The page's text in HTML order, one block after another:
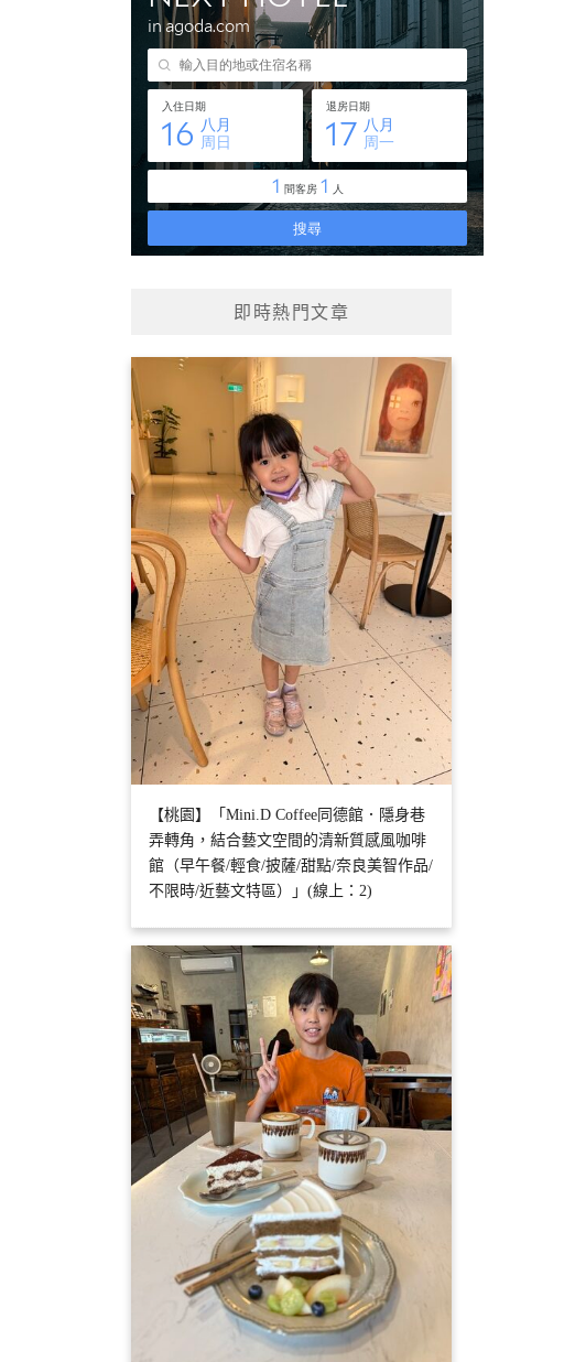
即時熱門文章
【桃園】「Mini.D Coffee同德館．隱身巷
弄轉角，結合藝文空間的清新質感風咖啡
館（早午餐/輕食/披薩/甜點/奈良美智作品/
不限時/近藝文特區）」(線上：2)